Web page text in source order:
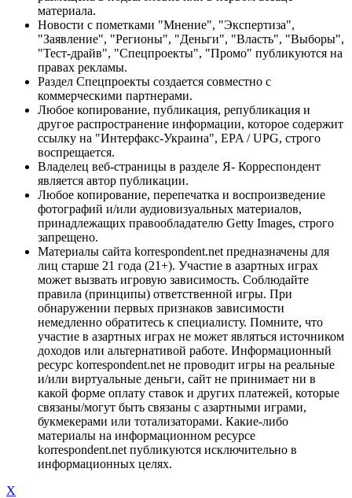
материала.
Новости с пометками "Мнение", "Экспертиза",
"Заявление", "Регионы", "Деньги", "Власть", "Выборы",
"Тест-драйв", "Спецпроекты", "Промо" публикуются на
правах рекламы.
Раздел Спецпроекты создается совместно с
коммерческими партнерами.
Любое копирование, публикация, републикация и
другое распространение информации, которое содержит
ссылку на "Интерфакс-Украина", EPA / UPG, строго
воспрещается.
Владелец веб-страницы в разделе Я- Корреспондент
является автор публикации.
Любое копирование, перепечатка и воспроизведение
фотографий и/или аудиовизуальных материалов,
принадлежащих правообладателю Getty Images, строго
запрещено.
Материалы сайта korrespondent.net предназначены для
лиц старше 21 года (21+). Участие в азартных играх
может вызвать игровую зависимость. Соблюдайте
правила (принципы) ответственной игры. При
обнаружении первых признаков зависимости
немедленно обратитесь к специалисту. Помните, что
участие в азартных играх не может являться источником
доходов или альтернативой работе. Информационный
ресурс korrespondent.net не проводит игры на реальные
и/или виртуальные деньги, сайт не принимает ни в
какой форме оплату ставок и других платежей, которые
связаны/могут быть связаны с азартными играми,
букмекерами или тотализаторами. Какие-либо
материалы на информационном ресурсе
korrespondent.net публикуются исключительно в
информационных целях.
X